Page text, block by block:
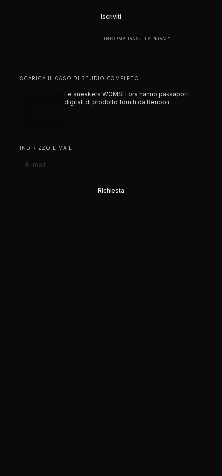
INFORMATIVA SULLA PRIVACY
SCARICA IL CASO DI STUDIO COMPLETO
Le sneakers WOMSH ora hanno passaporti
digitali di prodotto forniti da Renoon
INDIRIZZO E-MAIL